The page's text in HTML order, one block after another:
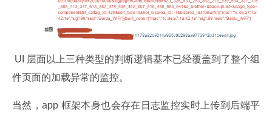
件页面的加载异常的监控。
当然，app 框架本身也会存在日志监控实时上传到后端平